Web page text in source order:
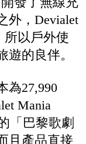
外，Devialet
所以戶外使
的良伴。
為27,990
Mania
「巴黎歌劇
且產品直接